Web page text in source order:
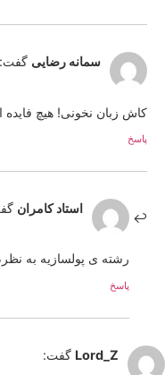
سمانه رضایی گفت:
کاش زبان نخونی! هیچ فایده
پاسخ
استاد کامران
رشته ی پولسازیه به
پاسخ
Lord_Z گفت: